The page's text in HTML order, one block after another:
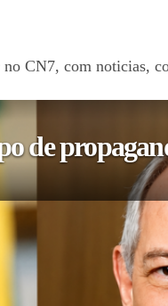
CN7, com noticias,
de